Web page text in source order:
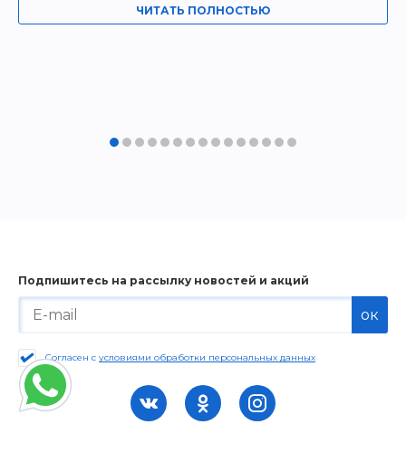
ЧИТАТЬ ПОЛНОСТЬЮ
Подпишитесь на рассылку новостей и акций
ок
Согласен с условиями обработки персональных данных